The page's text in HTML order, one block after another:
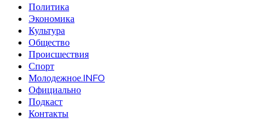
Политика
Экономика
Культура
Общество
Происшествия
Спорт
Молодежное.INFO
Официально
Подкаст
Контакты